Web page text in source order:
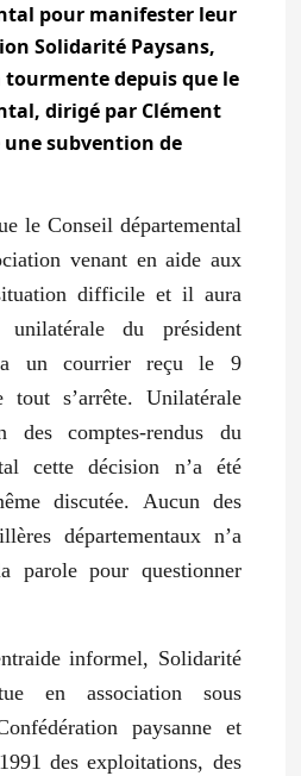
pour manifester leur
Solidarité Paysans,
depuis que le
dirigé par Clément
subvention de
le Conseil départemental
venant en aide aux
difficile et il aura
du président
un courrier reçu le 9
tout s’arrête. Unilatérale
des comptes-rendus du
cette décision n’a été
discutée. Aucun des
départementaux n’a
parole pour questionner
informel, Solidarité
en association sous
paysanne et
des exploitations, des